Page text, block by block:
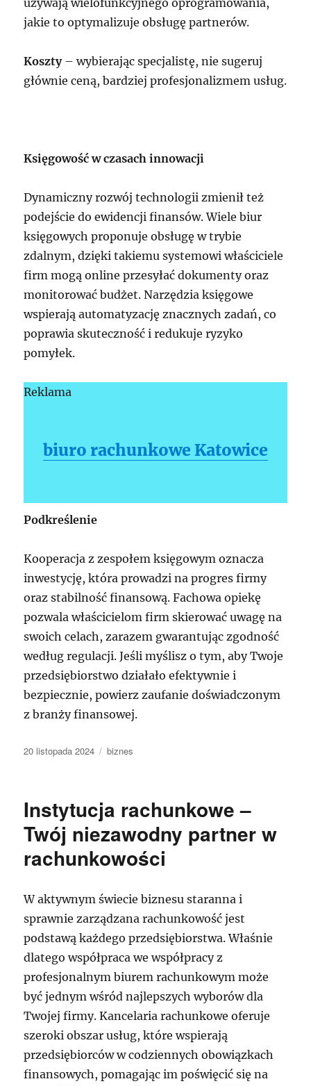
używają wielofunkcyjnego oprogramowania,
jakie to optymalizuje obsługę partnerów.
Koszty– wybierając specjalistę, nie sugeruj
głównie ceną, bardziej profesjonalizmem usług.
Księgowość w czasach innowacji
Dynamiczny rozwój technologii zmienił też
podejście do ewidencji finansów. Wiele biur
księgowych proponuje obsługę w trybie
zdalnym, dzięki takiemu systemowi właściciele
firm mogą online przesyłać dokumenty oraz
monitorować budżet. Narzędzia księgowe
wspierają automatyzację znacznych zadań, co
poprawia skuteczność i redukuje ryzyko
pomyłek.
Reklama
biuro rachunkowe Katowice
Podkreślenie
Kooperacja z zespołem księgowym oznacza
inwestycję, która prowadzi na progres firmy
oraz stabilność finansową. Fachowa opiekę
pozwala właścicielom firm skierować uwagę na
swoich celach, zarazem gwarantując zgodność
według regulacji. Jeśli myślisz o tym, aby Twoje
przedsiębiorstwo działało efektywnie i
bezpiecznie, powierz zaufanie doświadczonym
z branży finansowej.
Data
20 listopada 2024 Kategorie
biznes
Instytucja rachunkowe –
Twój niezawodny partner w
rachunkowości
W aktywnym świecie biznesu staranna i
sprawnie zarządzana rachunkowość jest
podstawą każdego przedsiębiorstwa. Właśnie
dlatego współpraca we współpracy z
profesjonalnym biurem rachunkowym może
być jednym wśród najlepszych wyborów dla
Twojej firmy. Kancelaria rachunkowe oferuje
szeroki obszar usług, które wspierają
przedsiębiorców w codziennych obowiązkach
finansowych, pomagając im poświęcić się na